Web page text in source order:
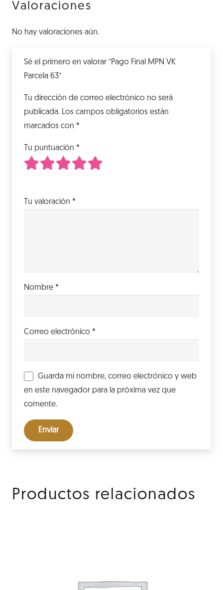
Valoraciones
No hay valoraciones aún.
Sé el primero en valorar “Pago Final MPN VK
Parcela 63”
Tu dirección de correo electrónico no será
publicada. Los campos obligatorios están
marcados con *
Tu puntuación *
Tu valoración *
Nombre *
Correo electrónico *
Guarda mi nombre, correo electrónico y web
en este navegador para la próxima vez que
comente.
Productos relacionados